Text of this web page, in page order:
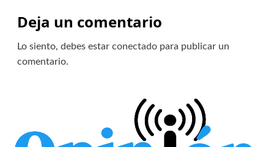
Deja un comentario
Lo siento, debes estar conectadopara publicar un
comentario.